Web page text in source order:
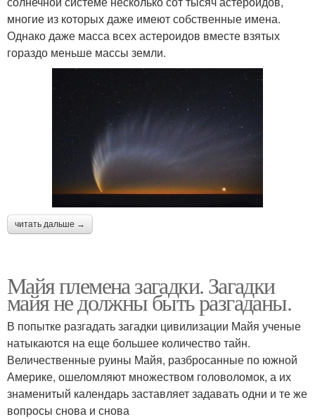
многие из которых даже имеют собственные имена.
Однако даже масса всех астероидов вместе взятых
гораздо меньше массы земли.
читать дальше →
Майя племена загадки. Загадки
майя не должны быть разгаданы.
В попытке разгадать загадки цивилизации Майя ученые
натыкаются на еще большее количество тайн.
Величественные руины Майя, разбросанные по южной
Америке, ошеломляют множеством головоломок, а их
знаменитый календарь заставляет задавать одни и те же
вопросы снова и снова